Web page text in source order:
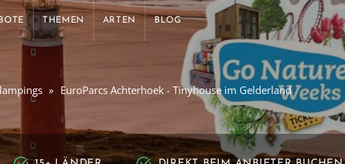
THEMEN ARTEN BLOG
EuroParcs Achterhoek - Tinyhouse im Gelderland